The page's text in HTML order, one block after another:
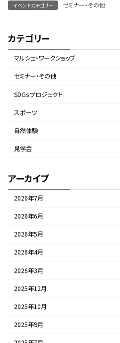
イベントカテゴリー セミナー・その他
カテゴリー
マルシェ・ワークショップ
セミナー・その他
SDGｓプロジェクト
スポーツ
自然体験
見学会
アーカイブ
2026年7月
2026年6月
2026年5月
2026年4月
2026年3月
2025年12月
2025年10月
2025年9月